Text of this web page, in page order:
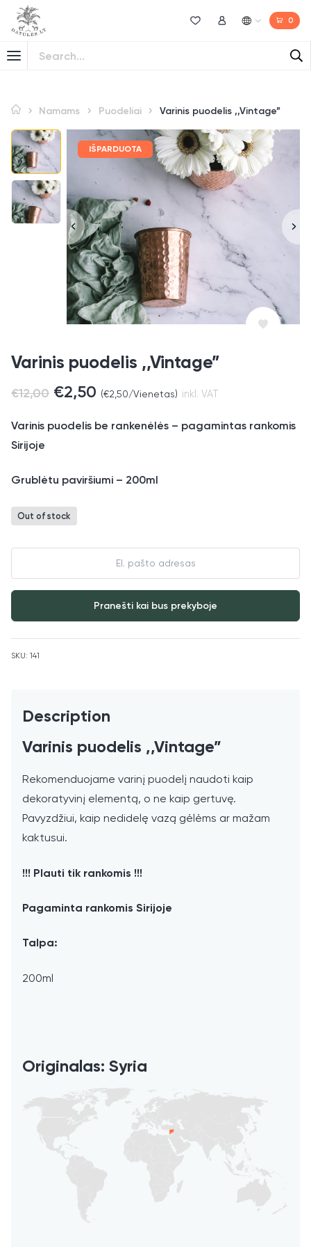
Norų sąrašas
Mano paskyra 0
Namams Puodeliai Varinis puodelis ,,Vintage”
IŠPARDUOTA
Varinis puodelis ,,Vintage”
€12,00 €2,50 (€2,50/Vienetas) inkl. VAT
Varinis puodelis be rankenėlės – pagamintas rankomis
Sirijoje
Grublėtu paviršiumi – 200ml
Out of stock
to
waitlist
Pranešti kai bus prekyboje
SKU: 141
Description
Varinis puodelis ,,Vintage”
Rekomenduojame varinį puodelį naudoti kaip
dekoratyvinį elementą, o ne kaip gertuvę.
Pavyzdžiui, kaip nedidelę vazą gėlėms ar mažam
kaktusui.
!!! Plauti tik rankomis !!!
Pagaminta rankomis Sirijoje
Talpa:
200ml
Originalas: Syria